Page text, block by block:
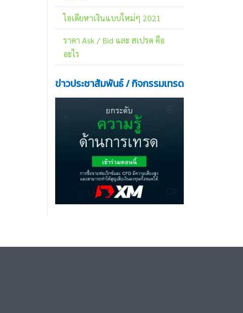
ไอเดียหาเงินแบบใหม่ๆ 2021
ราคา Ask / Bid และ สเปรด คือ
อะไร
ข่าวประชาสัมพันธ์ / กิจกรรมเทรด